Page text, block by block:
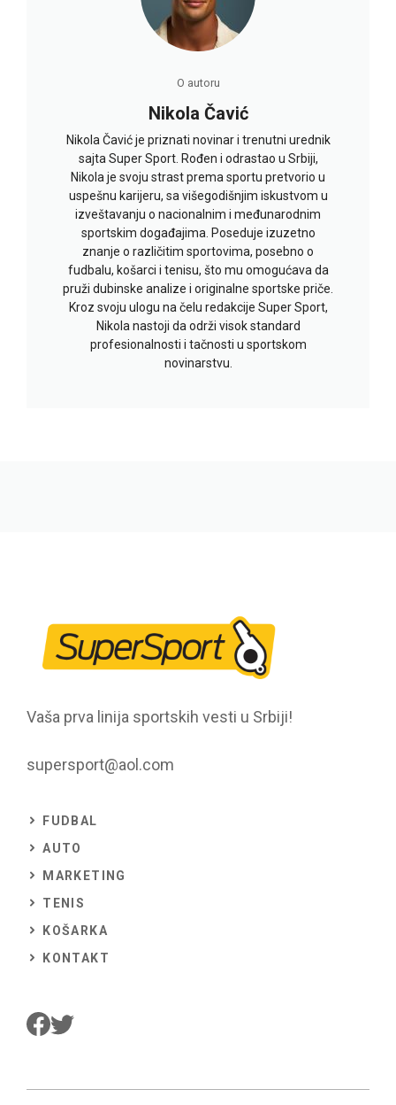
O autoru
Nikola Čavić
Nikola Čavić je priznati novinar i trenutni urednik
sajta Super Sport. Rođen i odrastao u Srbiji,
Nikola je svoju strast prema sportu pretvorio u
uspešnu karijeru, sa višegodišnjim iskustvom u
izveštavanju o nacionalnim i međunarodnim
sportskim događajima. Poseduje izuzetno
znanje o različitim sportovima, posebno o
fudbalu, košarci i tenisu, što mu omogućava da
pruži dubinske analize i originalne sportske priče.
Kroz svoju ulogu na čelu redakcije Super Sport,
Nikola nastoji da održi visok standard
profesionalnosti i tačnosti u sportskom
novinarstvu.
Vaša prva linija sportskih vesti u Srbiji!
supersport@aol.com
FUDBAL
AUTO
MARKETING
TENIS
KOŠARKA
KONTAKT